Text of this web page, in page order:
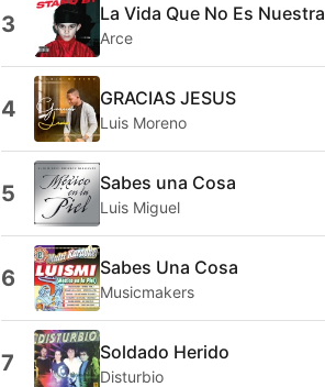
3 La Vida Que No Es Nuestra
Arce
4 GRACIAS JESUS
Luis Moreno
5 Sabes una Cosa
Luis Miguel
6 Sabes Una Cosa
Musicmakers
7 Soldado Herido
Disturbio